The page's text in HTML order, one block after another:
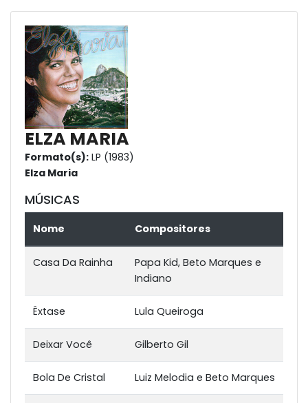
ELZA MARIA
Formato(s): LP (1983)
Elza Maria
MÚSICAS
Nome Compositores
Casa Da Rainha
Papa Kid, Beto Marques e
Indiano
Êxtase Lula Queiroga
Deixar Você Gilberto Gil
Bola De Cristal Luiz Melodia e Beto Marques